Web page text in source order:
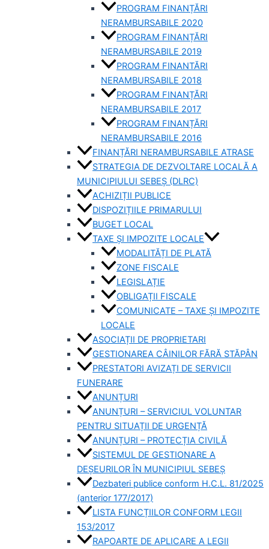
PROGRAM FINANȚĂRI
NERAMBURSABILE 2020
PROGRAM FINANȚĂRI
NERAMBURSABILE 2019
PROGRAM FINANTĂRI
NERAMBURSABILE 2018
PROGRAM FINANȚĂRI
NERAMBURSABILE 2017
PROGRAM FINANȚĂRI
NERAMBURSABILE 2016
FINANȚĂRI NERAMBURSABILE ATRASE
STRATEGIA DE DEZVOLTARE LOCALĂ A
MUNICIPIULUI SEBEȘ (DLRC)
ACHIZIȚII PUBLICE
DISPOZIȚIILE PRIMARULUI
BUGET LOCAL
TAXE ȘI IMPOZITE LOCALE
MODALITĂȚI DE PLATĂ
ZONE FISCALE
LEGISLAȚIE
OBLIGAȚII FISCALE
COMUNICATE – TAXE ȘI IMPOZITE
LOCALE
ASOCIAȚII DE PROPRIETARI
GESTIONAREA CÂINILOR FĂRĂ STĂPÂN
PRESTATORI AVIZAȚI DE SERVICII
FUNERARE
ANUNȚURI
ANUNȚURI – SERVICIUL VOLUNTAR
PENTRU SITUAȚII DE URGENȚĂ
ANUNȚURI – PROTECȚIA CIVILĂ
SISTEMUL DE GESTIONARE A
DEȘEURILOR ÎN MUNICIPIUL SEBEȘ
Dezbateri publice conform H.C.L. 81/2025
(anterior 177/2017)
LISTA FUNCȚIILOR CONFORM LEGII
153/2017
RAPOARTE DE APLICARE A LEGII